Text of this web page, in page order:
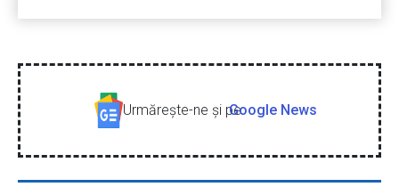
Urmăreşte-ne şi peGoogle News